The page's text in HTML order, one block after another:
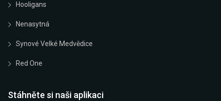
Hooligans
Nenasytná
Synové Velké Medvědice
Red One
Stáhněte si naši aplikaci